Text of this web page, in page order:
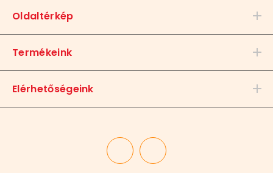
Oldaltérkép
Termékeink
Elérhetőségeink